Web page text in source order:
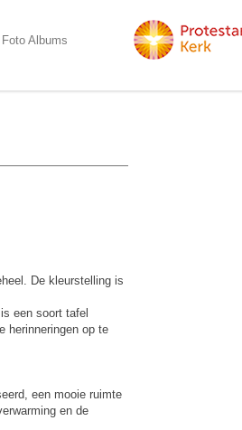
Foto Albums
De kleurstelling is
een soort tafel
herinneringen op te
een mooie ruimte
en de